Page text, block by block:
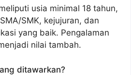
usia minimal 18 tahun,
SMK, kejujuran, dan
yang baik. Pengalaman
nilai tambah.
ditawarkan?